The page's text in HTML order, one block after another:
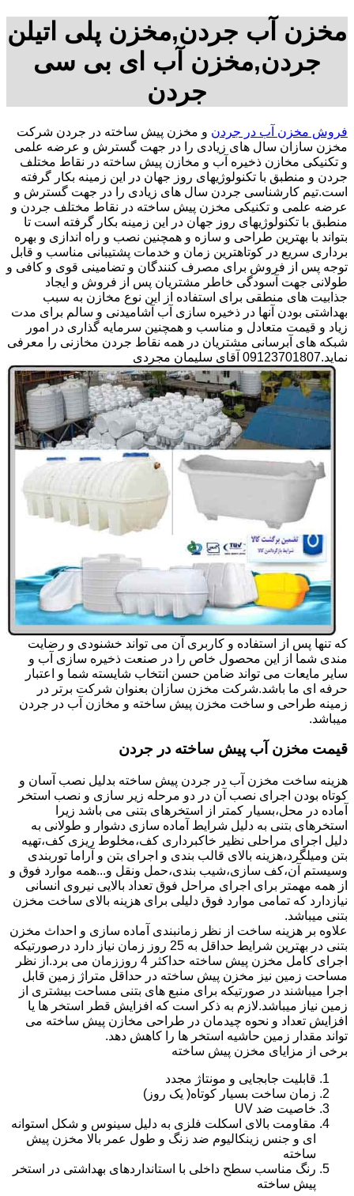
مخزن آب جردن,مخزن پلی اتیلن
جردن,مخزن آب ای بی سی
جردن
فروش مخزن آب در جردن و مخزن پیش ساخته در جردن شرکت
مخزن سازان سال های زیادی را در جهت گسترش و عرضه علمی
و تکنیکی مخازن ذخیره آب و مخازن پیش ساخته در نقاط مختلف
جردن و منطبق با تکنولوژیهای روز جهان در این زمینه بکار گرفته
است.تیم کارشناسی جردن سال های زیادی را در جهت گسترش و
عرضه علمی و تکنیکی مخزن پیش ساخته در نقاط مختلف جردن و
منطبق با تکنولوژیهای روز جهان در این زمینه بکار گرفته است تا
بتواند با بهترین طراحی و سازه و همچنین نصب و راه اندازی و بهره
برداری سریع در کوتاهترین زمان و خدمات پشتیبانی مناسب و قابل
توجه پس از فروش برای مصرف کنندگان و تضامینی قوی و کافی و
طولانی جهت آسودگی خاطر مشتریان پس از فروش و ایجاد
جذابیت های منطقی برای استفاده از این نوع مخازن به سبب
بهداشتی بودن آنها در ذخیره سازی آب آشامیدنی و سالم برای مدت
زیاد و قیمت متعادل و مناسب و همچنین سرمایه گذاری در امور
شبکه های آبرسانی مشتریان در همه نقاط جردن مخازنی را معرفی
نماید.09123701807 آقای سلیمان مجردی
که تنها پس از استفاده و کاربری آن می تواند خشنودی و رضایت
مندی شما از این محصول خاص را در صنعت ذخیره سازی آب و
سایر مایعات می تواند ضامن حسن انتخاب شایسته شما و اعتبار
حرفه ای ما باشد.شرکت مخزن سازان بعنوان شرکت برتر در
زمینه طراحی و ساخت مخزن پیش ساخته و مخازن آب در جردن
میباشد.
قیمت مخزن آب پیش ساخته در جردن
هزینه ساخت مخزن آب در جردن پیش ساخته بدلیل نصب آسان و
کوتاه بودن اجرای نصب آن در دو مرحله زیر سازی و نصب استخر
آماده در محل،بسیار کمتر از استخرهای بتنی می باشد زیرا
استخرهای بتنی به دلیل شرایط آماده سازی دشوار و طولانی به
دلیل اجرای مراحلی نظیر خاکبرداری کف،مخلوط ریزی کف،تهیه
بتن ومیلگرد،هزینه بالای قالب بندی و اجرای بتن و آراما توربندی
وسیستم آن،کف سازی،شیب بندی،حمل ونقل و...همه موارد فوق و
از همه مهمتر برای اجرای مراحل فوق تعداد بالایی نیروی انسانی
نیازدارد که تمامی موارد فوق دلیلی برای هزینه بالای ساخت مخزن
بتنی میباشد.
علاوه بر هزینه ساخت از نظر زمانبندی آماده سازی و احداث مخزن
بتنی در بهترین شرایط حداقل به 25 روز زمان نیاز دارد درصورتیکه
اجرای کامل مخزن پیش ساخته حداکثر 4 روززمان می برد.از نظر
مساحت زمین نیز مخزن پیش ساخته در حداقل متراژ زمین قابل
اجرا میباشند در صورتیکه برای منبع های بتنی مساحت بیشتری از
زمین نیاز میباشد.لازم به ذکر است که افزایش قطر استخر ها یا
افزایش تعداد و نحوه چیدمان در طراحی مخازن پیش ساخته می
تواند مقدار زمین حاشیه استخر ها را کاهش دهد.
برخی از مزایای مخزن پیش ساخته
قابلیت جابجایی و مونتاژ مجدد
زمان ساخت بسیار کوتاه( یک روز)
خاصیت ضد UV
مقاومت بالای اسکلت فلزی به دلیل سینوس و شکل استوانه
ای و جنس زینکالیوم ضد زنگ و طول عمر بالا مخزن پیش
ساخته
رنگ مناسب سطح داخلی با استانداردهای بهداشتی در استخر
پیش ساخته